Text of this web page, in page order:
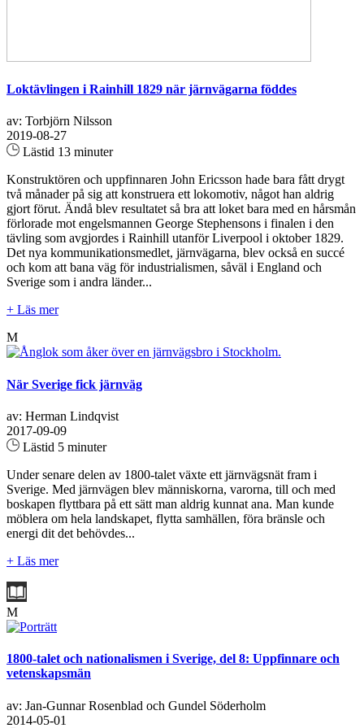
Loktävlingen i Rainhill 1829 när järnvägarna föddes
av: Torbjörn Nilsson
2019-08-27
Lästid 13 minuter
Konstruktören och uppfinnaren John Ericsson hade bara fått drygt
två månader på sig att konstruera ett lokomotiv, något han aldrig
gjort förut. Ändå blev resultatet så bra att loket bara med en hårsmån
förlorade mot engelsmannen George Stephensons i finalen i den
tävling som avgjordes i Rainhill utanför Liverpool i oktober 1829.
Det nya kommunikationsmedlet, järnvägarna, blev också en succé
och kom att bana väg för industrialismen, såväl i England och
Sverige som i andra länder...
+ Läs mer
M
När Sverige fick järnväg
av: Herman Lindqvist
2017-09-09
Lästid 5 minuter
Under senare delen av 1800-talet växte ett järnvägsnät fram i
Sverige. Med järnvägen blev människorna, varorna, till och med
boskapen flyttbara på ett sätt man aldrig kunnat ana. Man kunde
möblera om hela landskapet, flytta samhällen, föra bränsle och
energi dit det behövdes...
+ Läs mer
M
1800-talet och nationalismen i Sverige, del 8: Uppfinnare och
vetenskapsmän
av: Jan-Gunnar Rosenblad och Gundel Söderholm
2014-05-01